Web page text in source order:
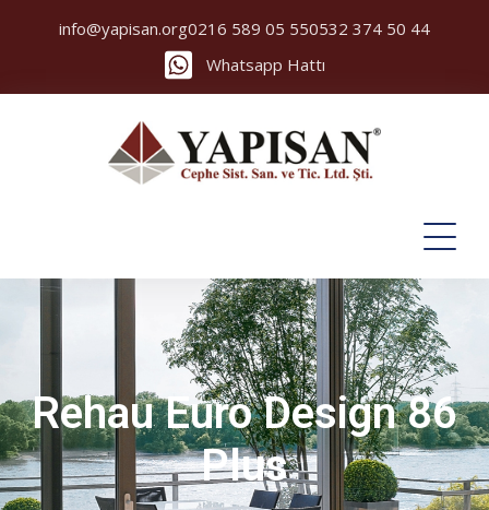
info@yapisan.org0216 589 05 550532 374 50 44
Whatsapp Hattı
Rehau Euro Design 86
Plus